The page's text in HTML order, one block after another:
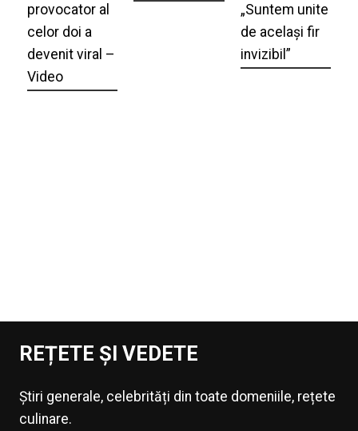
provocator al
celor doi a
devenit viral –
Video
„Suntem unite
de același fir
invizibil”
REȚETE ȘI VEDETE
Știri generale, celebrități din toate domeniile, rețete
culinare.